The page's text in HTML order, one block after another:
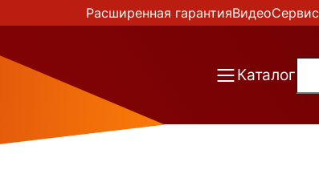
Расширенная гарантияВидеоСервис
Каталог